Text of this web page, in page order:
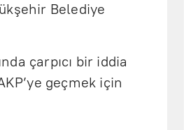
Belediye
çarpıcı bir iddia
geçmek için